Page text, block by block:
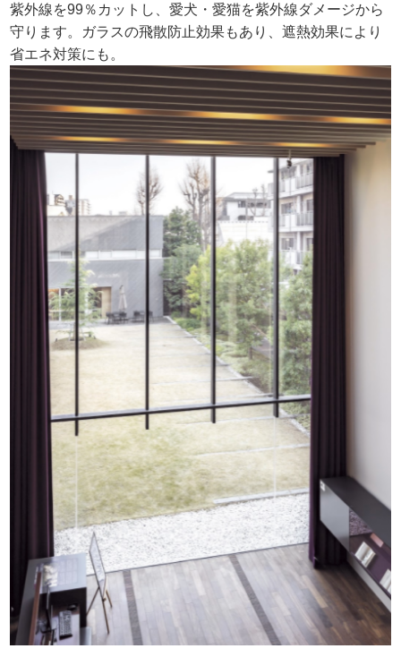
紫外線を99％カットし、愛犬・愛猫を紫外線ダメージから
守ります。ガラスの飛散防止効果もあり、遮熱効果により
省エネ対策にも。